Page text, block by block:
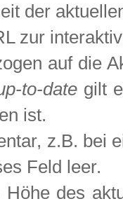
der
zur
auf die
to-date gilt
ist.
z.B. bei
Feld leer.
des